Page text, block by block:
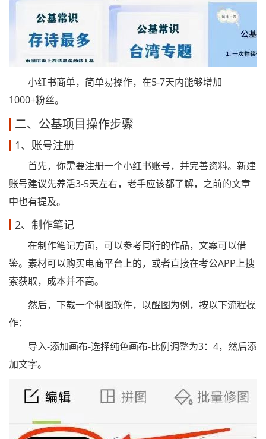
小红书商单，简单易操作，在5-7天内能够增加
1000+粉丝。
二、公基项目操作步骤
1、账号注册
首先，你需要注册一个小红书账号，并完善资料。新建
账号建议先养活3-5天左右，老手应该都了解，之前的文章
中也有提及。
2、制作笔记
在制作笔记方面，可以参考同行的作品，文案可以借
鉴。素材可以购买电商平台上的，或者直接在考公APP上搜
索获取，成本并不高。
然后，下载一个制图软件，以醒图为例，按以下流程操
作：
导入-添加画布-选择纯色画布-比例调整为3：4，然后添
加文字。